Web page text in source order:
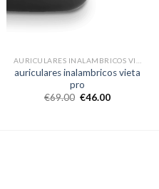
auriculares inalambricos vieta
pro
€69.00 €46.00